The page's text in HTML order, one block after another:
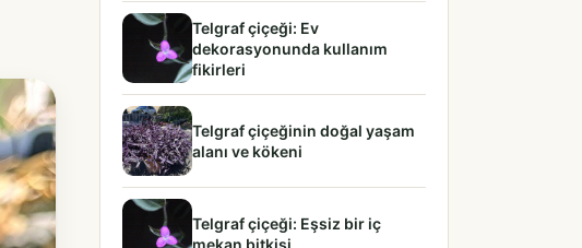
Telgraf çiçeği: Ev
dekorasyonunda kullanım
fikirleri
Telgraf çiçeğinin doğal yaşam
alanı ve kökeni
Telgraf çiçeği: Eşsiz bir iç
mekan bitkisi